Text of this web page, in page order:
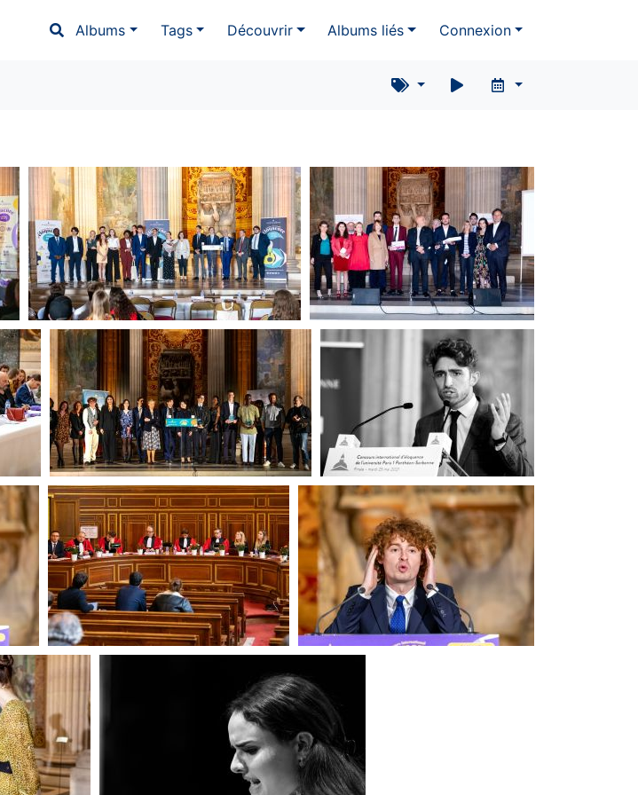
Albums Tags Découvrir Albums liés Connexion
(374902) Finale CIE
(334344) Concours
international d’éloquence :
finale sous la coupole des
grands hommes
(129777) Finale CIE (125948) Finale 2021
(106093) Journée de la thèse